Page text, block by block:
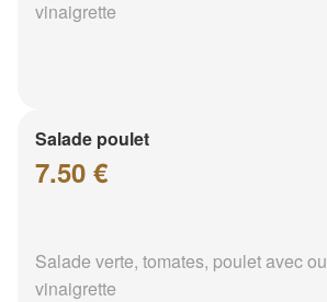
vinaigrette
Salade poulet
7.50 €
Salade verte, tomates, poulet avec
vinaigrette